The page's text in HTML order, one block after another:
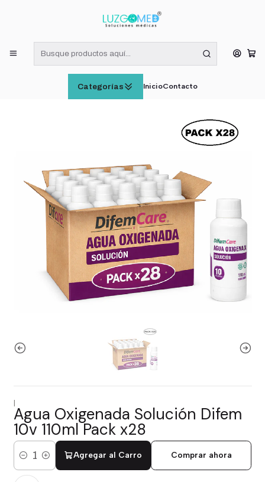
Categorías InicioContacto
¡RECIBE HOY! COMPRAS DE LUNES A VIERNES HASTA LAS 16:00
Inicio
INSUMOS MÉDICOS
Agua Oxigenada Solución Difem 10v 110ml Pack x28
Agua Oxigenada Solución Difem
10v 110ml Pack x28
Cantidad
Agregar al Carro Comprar ahora